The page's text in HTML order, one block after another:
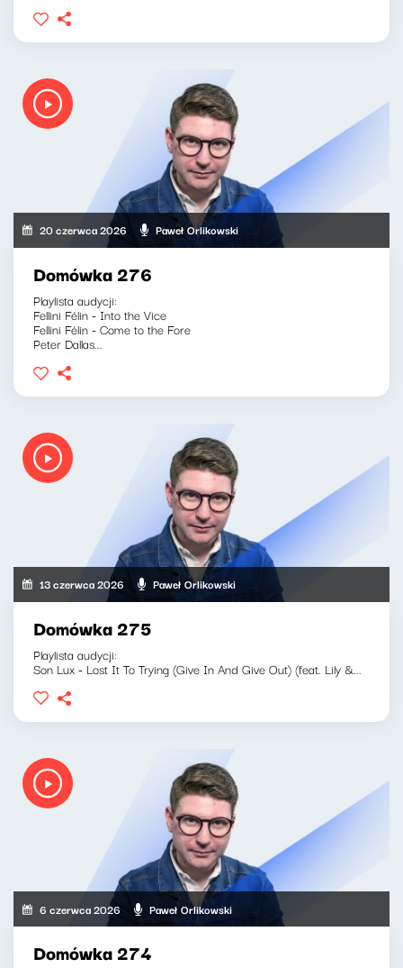
20 czerwca 2026 Paweł Orlikowski
Domówka 276
Playlista audycji:
Fellini Félin - Into the Vice
Fellini Félin - Come to the Fore
Peter Dallas...
13 czerwca 2026 Paweł Orlikowski
Domówka 275
Playlista audycji:
Son Lux - Lost It To Trying (Give In And Give Out) (feat. Lily &...
6 czerwca 2026 Paweł Orlikowski
Domówka 274